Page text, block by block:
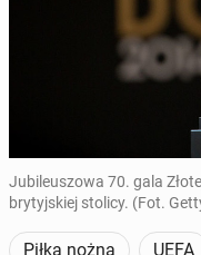
Jubileuszowa 70. gala
brytyjskiej stolicy. (Fot.
Piłka nożna UEFA